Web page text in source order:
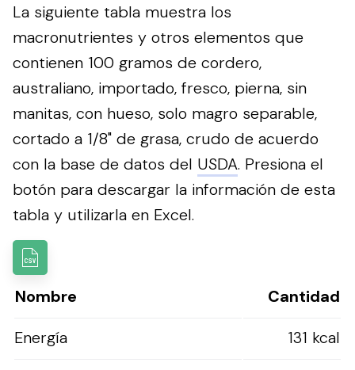
La siguiente tabla muestra los
macronutrientes y otros elementos que
contienen 100 gramos de cordero,
australiano, importado, fresco, pierna, sin
manitas, con hueso, solo magro separable,
cortado a 1/8" de grasa, crudo de acuerdo
con la base de datos del USDA. Presiona el
botón para descargar la información de esta
tabla y utilizarla en Excel.
Nombre
Cantidad
Energía
131 kcal